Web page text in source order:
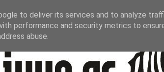
to deliver its services and to analyze
performance and security metrics to
abuse.